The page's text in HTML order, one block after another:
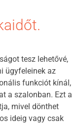
tesz lehetővé,
ügyfeleinek az
funkciót kínál,
a szalonban. Ezt a
mivel dönthet
ideig vagy csak